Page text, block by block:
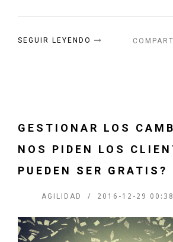
SEGUIR LEYENDO
GESTIONAR LOS
NOS PIDEN LOS
PUEDEN SER GRATIS?
AGILIDAD 2016-12-29